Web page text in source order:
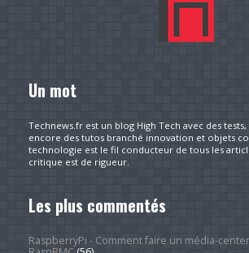
Un mot
Technews.fr est un blog High Tech avec des tests,
encore des tutos branché innovation et objets
technologie est le fil conducteur de tous les
critique est de rigueur.
Les plus commentés
RaspberryPi - Comment faire un média-